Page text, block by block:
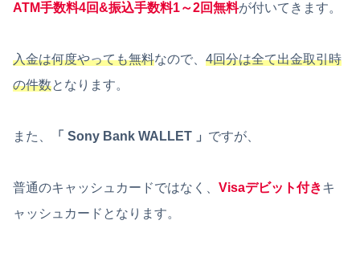
ATM手数料4回&振込手数料1～2回無料が付いてきます。
入金は何度やっても無料なので、 4回分は全て出金取引時
の件数となります。
また、 「 Sony Bank WALLET 」 ですが、
普通のキャッシュカードではなく、 Visaデビット付きキ
ャッシュカードとなります。